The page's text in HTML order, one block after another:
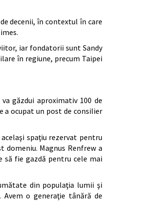
decenii, în contextul în care
iar fondatorii sunt Sandy
în regiune, precum Taipei
găzdui aproximativ 100 de
a ocupat un post de consilier
spaţiu rezervat pentru
domeniu. Magnus Renfrew a
să fie gazdă pentru cele mai
din populaţia lumii şi
o generaţie tânără de